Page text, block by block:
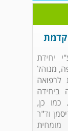
יחידת
מנוהל
לרפואה
ביחידה
כמו כן,
וד"ר
מומחית